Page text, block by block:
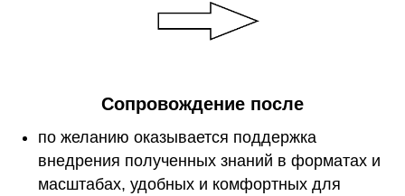
Сопровождение после
по желанию оказывается поддержка
внедрения полученных знаний в форматах и
масштабах, удобных и комфортных для